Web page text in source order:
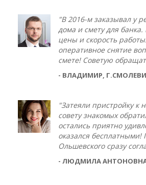
"В 2016-м заказывал у
дома и смету для
цены и скорость
оперативное снятие
смете! Советую
- ВЛАДИМИР,
"Затеяли пристройку к
совету знакомых
остались приятно
оказался бесплатными!
Ольшевского сразу
- ЛЮДМИЛА